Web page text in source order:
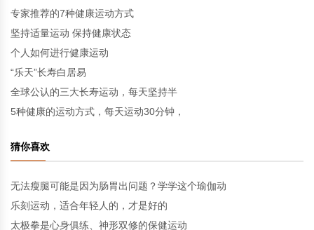
专家推荐的7种健康运动方式
坚持适量运动 保持健康状态
个人如何进行健康运动
“乐天”长寿白居易
全球公认的三大长寿运动，每天坚持半
5种健康的运动方式，每天运动30分钟，
猜你喜欢
无法瘦腿可能是因为肠胃出问题？学学这个瑜伽动
乐刻运动，适合年轻人的，才是好的
太极拳是心身俱练、神形双修的保健运动